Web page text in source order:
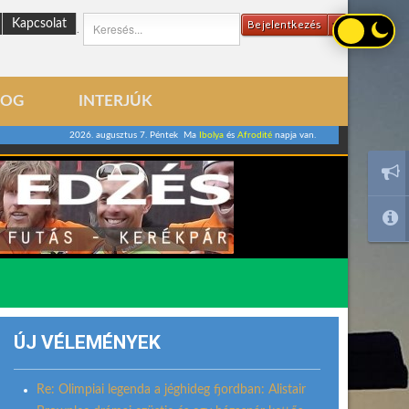
Bejelentkezés
Kapcsolat
INTERJÚK
2026. augusztus 7. Péntek Ma Ibolyaés Afroditénapja van.
ÚJ VÉLEMÉNYEK
Re: Olimpiai legenda a jéghideg fjordban: Alistair